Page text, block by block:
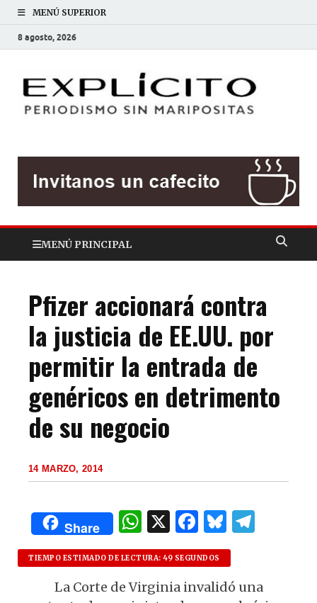
MENÚ SUPERIOR
8 agosto, 2026
MENÚ PRINCIPAL
Pfizer accionará contra
la justicia de EE.UU. por
permitir la entrada de
genéricos en detrimento
de su negocio
14 MARZO, 2014
Share
W
h
at
s
X F
a
c
e
B
lu
es
k g
TIEMPO ESTIMADO DE LECTURA: 49 SEGUNDOS
La Corte de Virginia invalidó una